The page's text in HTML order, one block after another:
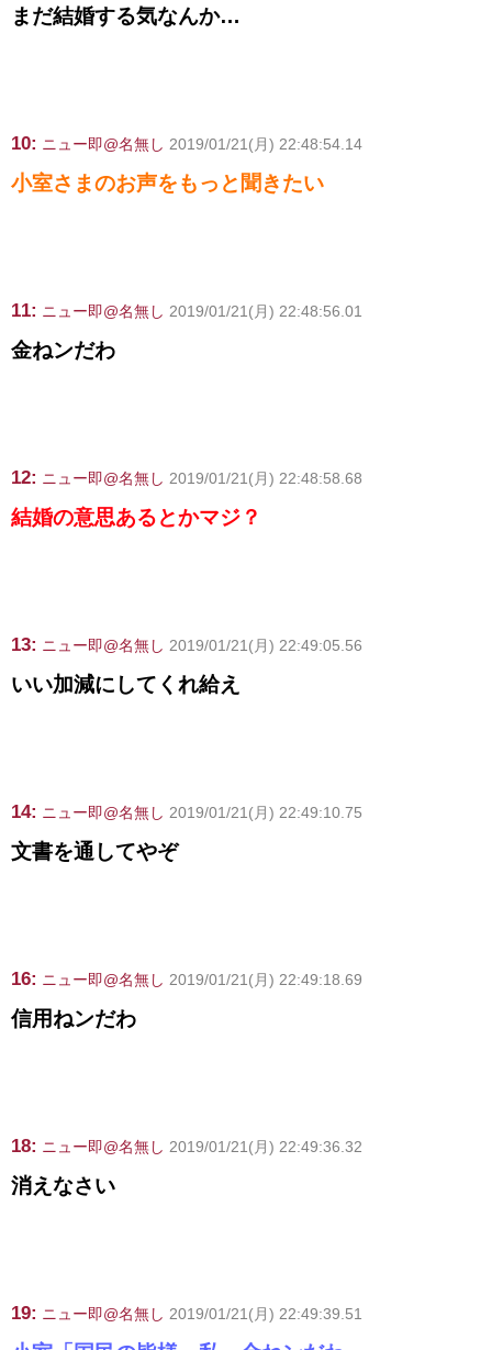
まだ結婚する気なんか…
10: ニュー即@名無し 2019/01/21(月) 22:48:54.14
小室さまのお声をもっと聞きたい
11: ニュー即@名無し 2019/01/21(月) 22:48:56.01
金ねンだわ
12: ニュー即@名無し 2019/01/21(月) 22:48:58.68
結婚の意思あるとかマジ？
13: ニュー即@名無し 2019/01/21(月) 22:49:05.56
いい加減にしてくれ給え
14: ニュー即@名無し 2019/01/21(月) 22:49:10.75
文書を通してやぞ
16: ニュー即@名無し 2019/01/21(月) 22:49:18.69
信用ねンだわ
18: ニュー即@名無し 2019/01/21(月) 22:49:36.32
消えなさい
19: ニュー即@名無し 2019/01/21(月) 22:49:39.51